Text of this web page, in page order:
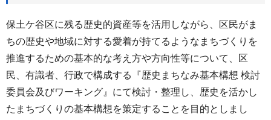
保土ケ谷区に残る歴史的資産等を活用しながら、区民がま
ちの歴史や地域に対する愛着が持てるようなまちづくりを
推進するための基本的な考え方や方向性等について、区
民、有識者、行政で構成する『歴史まちなみ基本構想 検討
委員会及びワーキング』にて検討・整理し、歴史を活かし
たまちづくりの基本構想を策定することを目的としまし